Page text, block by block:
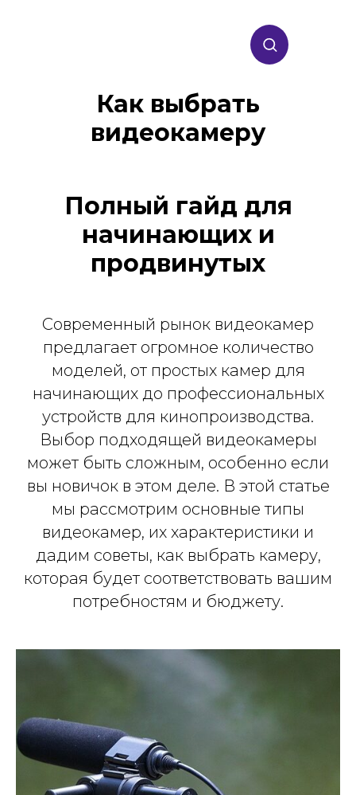
Как выбрать
видеокамеру
Полный гайд для
начинающих и
продвинутых
Современный рынок видеокамер
предлагает огромное количество
моделей, от простых камер для
начинающих до профессиональных
устройств для кинопроизводства.
Выбор подходящей видеокамеры
может быть сложным, особенно если
вы новичок в этом деле. В этой статье
мы рассмотрим основные типы
видеокамер, их характеристики и
дадим советы, как выбрать камеру,
которая будет соответствовать вашим
потребностям и бюджету.